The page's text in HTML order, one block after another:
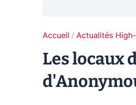
Accueil Actualités
Les locaux